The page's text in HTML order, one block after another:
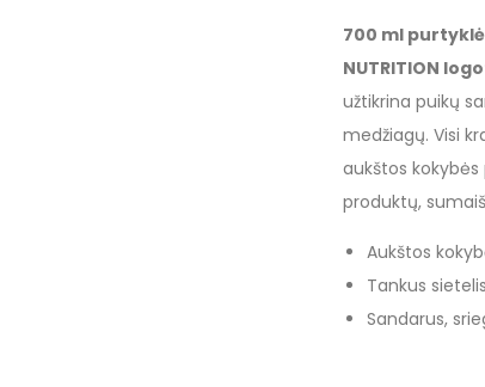
700 ml
NUTRITION
užtikrina puikų
medžiagų. Visi
aukštos
produktų,
Aukštos
Tankus
Sandarus,